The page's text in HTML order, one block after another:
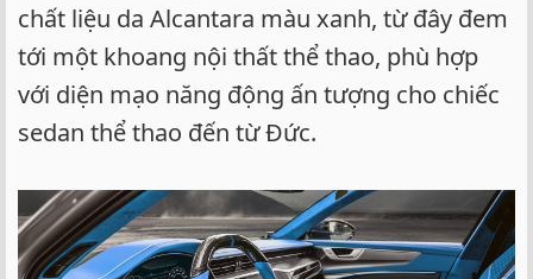
chất liệu da Alcantara màu xanh, từ đây đem
tới một khoang nội thất thể thao, phù hợp
với diện mạo năng động ấn tượng cho chiếc
sedan thể thao đến từ Đức.